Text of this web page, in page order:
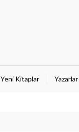
Yeni Kitaplar Yazarlar